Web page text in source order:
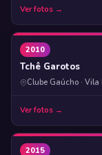
Ver fotos →
2010
Tchê Garotos
Clube Gaúcho · Vila
Ver fotos →
2015